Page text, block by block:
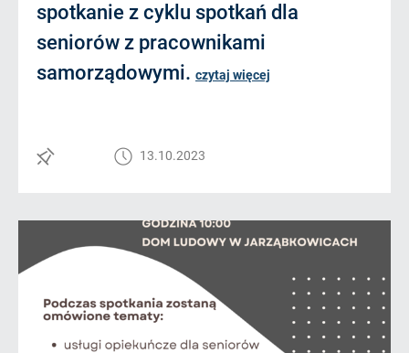
spotkanie z cyklu spotkań dla
seniorów z pracownikami
samorządowymi. czytaj więcej
13.10.2023